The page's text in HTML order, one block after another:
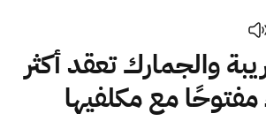
والجمارك تعقد أكثر
لقاءً مفتوحًا مع مكلفيها